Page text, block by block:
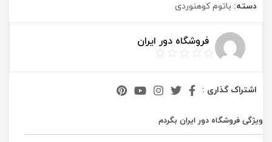
دسته: باتوم کوهنوردی
فروشگاه دور ایران
اشتراک گذاری :
ویژگی فروشگاه دور ایران بگردم